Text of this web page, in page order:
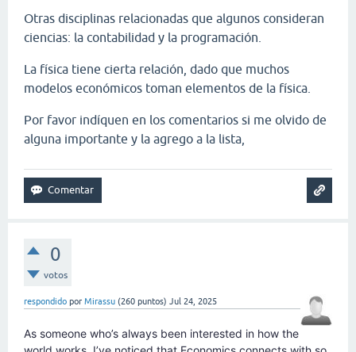
Otras disciplinas relacionadas que algunos consideran
ciencias: la contabilidad y la programación.
La física tiene cierta relación, dado que muchos
modelos económicos toman elementos de la física.
Por favor indíquen en los comentarios si me olvido de
alguna importante y la agrego a la lista,
0
votos
respondido por Mirassu (260 puntos) Jul 24, 2025
As someone who’s always been interested in how the